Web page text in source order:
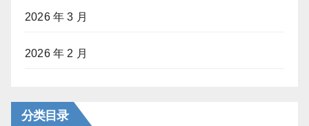
2026 年 3 月
2026 年 2 月
分类目录